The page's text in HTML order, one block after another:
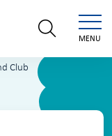
MENU
Club